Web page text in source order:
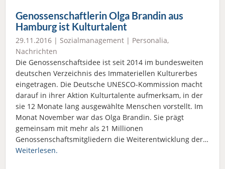
Genossenschaftlerin Olga Brandin aus
Hamburg ist Kulturtalent
29.11.2016 | Sozialmanagement | Personalia,
Nachrichten
Die Genossenschaftsidee ist seit 2014 im bundesweiten
deutschen Verzeichnis des Immateriellen Kulturerbes
eingetragen. Die Deutsche UNESCO-Kommission macht
darauf in ihrer Aktion Kulturtalente aufmerksam, in der
sie 12 Monate lang ausgewählte Menschen vorstellt. Im
Monat November war das Olga Brandin. Sie prägt
gemeinsam mit mehr als 21 Millionen
Genossenschaftsmitgliedern die Weiterentwicklung der…
Weiterlesen.